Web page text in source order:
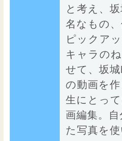
と考え、
名なもの
ピックア
キャラの
せて、坂
の動画を
生にとっ
画編集。
た写真を